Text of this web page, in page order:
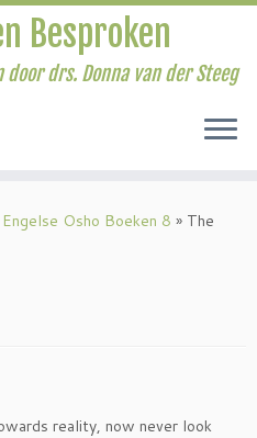
Besproken
drs. Donna van der Steeg
Engelse Osho Boeken 8 » The
reality, now never look